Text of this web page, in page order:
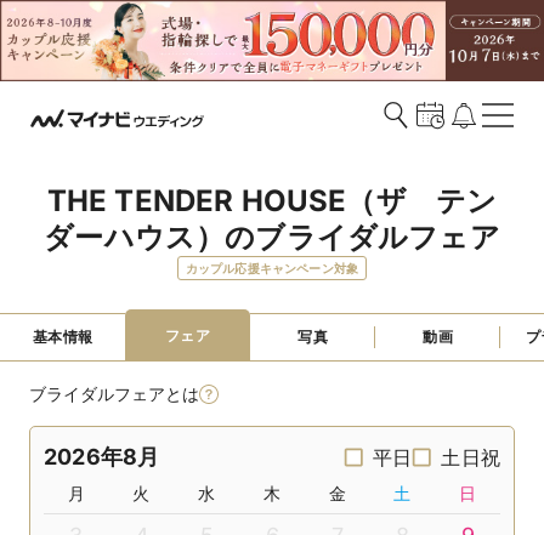
THE TENDER HOUSE（ザ　テン
ダーハウス）のブライダルフェア
カップル応援キャンペーン対象
基本情報 フェア 写真 動画
ブライダルフェアとは
2026年8月 平日 土日祝
月 火 水 木 金 土 日